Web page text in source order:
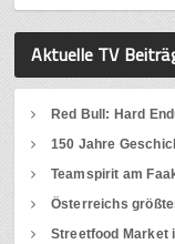
Aktuelle TV
Red Bull: Hard
150 Jahre
Teamspirit am
Österreichs
Streetfood Market